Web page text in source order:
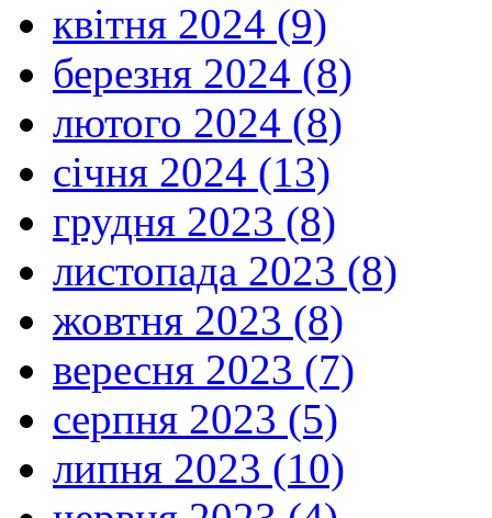
квітня 2024 (9)
березня 2024 (8)
лютого 2024 (8)
січня 2024 (13)
грудня 2023 (8)
листопада 2023 (8)
жовтня 2023 (8)
вересня 2023 (7)
серпня 2023 (5)
липня 2023 (10)